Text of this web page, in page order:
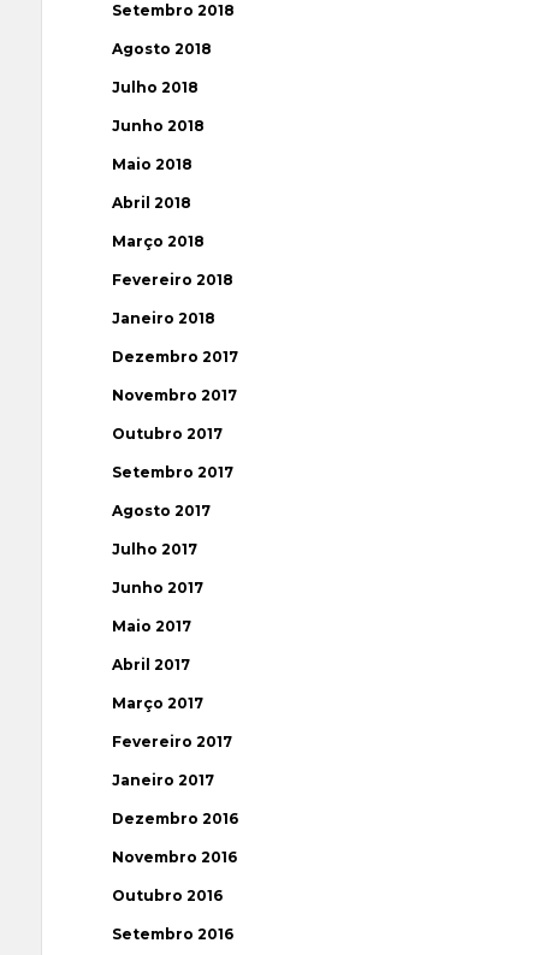
Setembro 2018
Agosto 2018
Julho 2018
Junho 2018
Maio 2018
Abril 2018
Março 2018
Fevereiro 2018
Janeiro 2018
Dezembro 2017
Novembro 2017
Outubro 2017
Setembro 2017
Agosto 2017
Julho 2017
Junho 2017
Maio 2017
Abril 2017
Março 2017
Fevereiro 2017
Janeiro 2017
Dezembro 2016
Novembro 2016
Outubro 2016
Setembro 2016